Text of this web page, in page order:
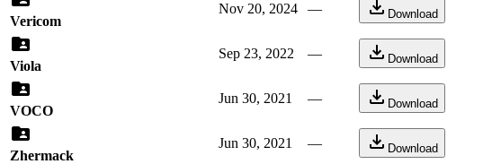
Vericom
Nov 20, 2024 — Download
Viola
Sep 23, 2022 — Download
VOCO
Jun 30, 2021 — Download
Zhermack
Jun 30, 2021 — Download